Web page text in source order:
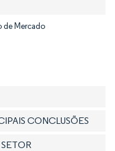
de Mercado
CONCLUSÕES